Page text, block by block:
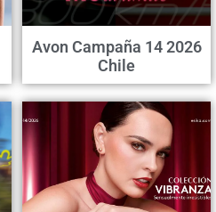
Avon Campaña 14 2026
Chile